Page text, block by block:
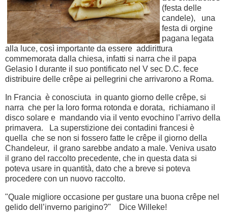
(festa delle
candele), una
festa di orgine
pagana legata
alla luce, così importante da essere addirittura
commemorata dalla chiesa, infatti si narra che il papa
Gelasio I durante il suo pontificato nel V sec D.C. fece
distribuire delle crêpe ai pellegrini che arrivarono a Roma.
In Francia è conosciuta in quanto giorno delle crêpe, si
narra che per la loro forma rotonda e dorata, richiamano il
disco solare e mandando via il vento evochino l’arrivo della
primavera. La superstizione dei contadini francesi è
quella che se non si fossero fatte le crêpe il giorno della
Chandeleur, il grano sarebbe andato a male. Veniva usato
il grano del raccolto precedente, che in questa data si
poteva usare in quantità, dato che a breve si poteva
procedere con un nuovo raccolto.
"Quale migliore occasione per gustare una buona crêpe nel
gelido dell’inverno parigino?" Dice Willeke!